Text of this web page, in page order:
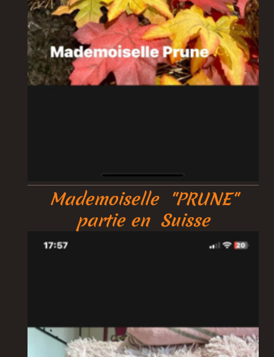
Mademoiselle "PRUNE"
partie en Suisse